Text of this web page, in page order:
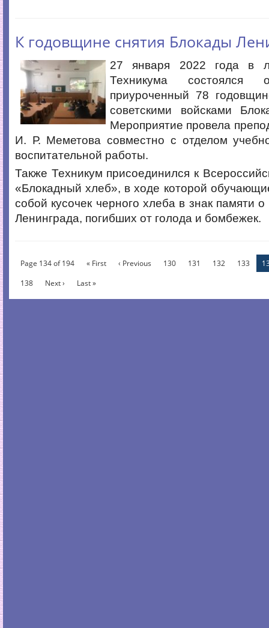
К годовщине снятия Блокады
27 января 2022 года в
Техникума состоялся
приуроченный 78
советскими войсками
Мероприятие провела
И. Р. Меметова совместно с отделом
воспитательной работы.
Также Техникум присоединился к
«Блокадный хлеб», в ходе которой
собой кусочек черного хлеба в знак памяти
Ленинграда, погибших от голода и бомбежек.
Page 134 of 194 « First ‹ Previous 130 131 132 133
138
Next › Last »